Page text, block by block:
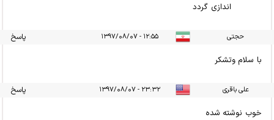
اندازی گردد
حجتی ۱۲:۵۵ - ۱۳۹۷/۰۸/۰۷ پاسخ
با سلام وتشکر
علی باقری ۲۳:۳۲ - ۱۳۹۷/۰۸/۰۷ پاسخ
خوب نوشته شده